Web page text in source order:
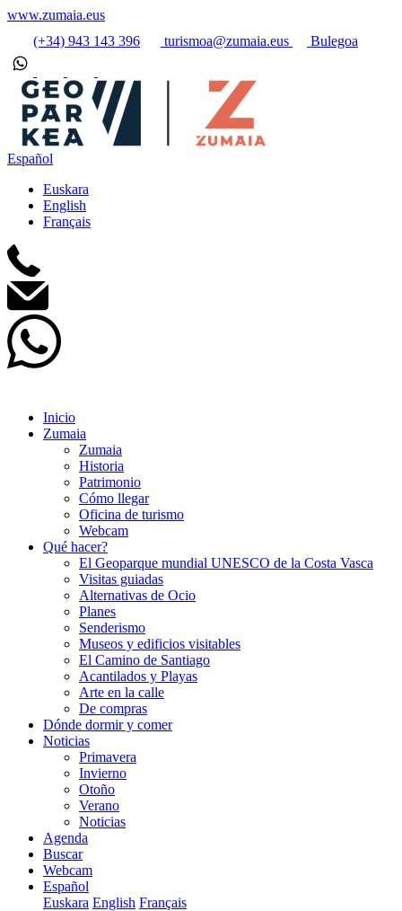
www.zumaia.eus
(+34) 943 143 396
turismoa@zumaia.eus Bulegoa
Español
Euskara
English
Français
Inicio
Zumaia
Zumaia
Historia
Patrimonio
Cómo llegar
Oficina de turismo
Webcam
Qué hacer?
El Geoparque mundial UNESCO de la Costa Vasca
Visitas guiadas
Alternativas de Ocio
Planes
Senderismo
Museos y edificios visitables
El Camino de Santiago
Acantilados y Playas
Arte en la calle
De compras
Dónde dormir y comer
Noticias
Primavera
Invierno
Otoño
Verano
Noticias
Agenda
Buscar
Webcam
Español
Euskara English Français